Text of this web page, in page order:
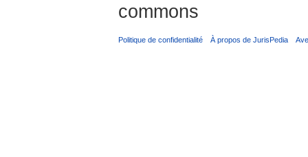
commons
Politique de confidentialité À propos de JurisPedia